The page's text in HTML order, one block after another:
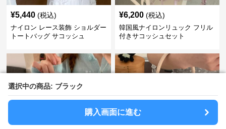
選択中の商品: ブラック
購入画面に進む
選択中の商品: ブラック
購入画面に進む
¥5,440 (税込)
ナイロン レース装飾 ショルダー
トートバッグ サコッシュ
¥6,200 (税込)
韓国風ナイロンリュック フリル
付きサコッシュセット